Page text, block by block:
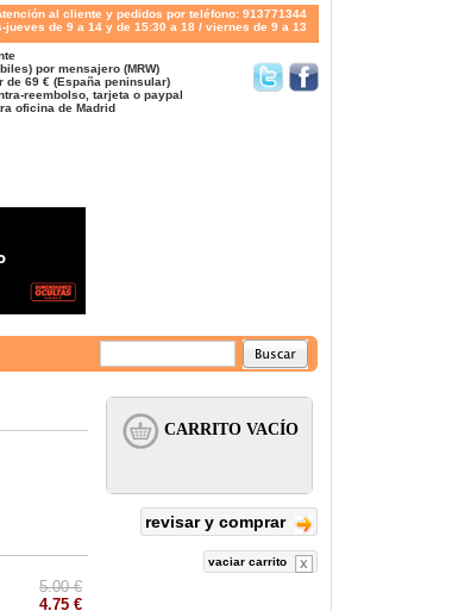
al cliente y pedidos por teléfono: 913771344
jueves de 9 a 14 y de 15:30 a 18 / viernes de 9 a 13
por mensajero (MRW)
69 € (España peninsular)
reembolso, tarjeta o paypal
oficina de Madrid
5.00 €
4.75 €
revisar y comprar
vaciar carrito